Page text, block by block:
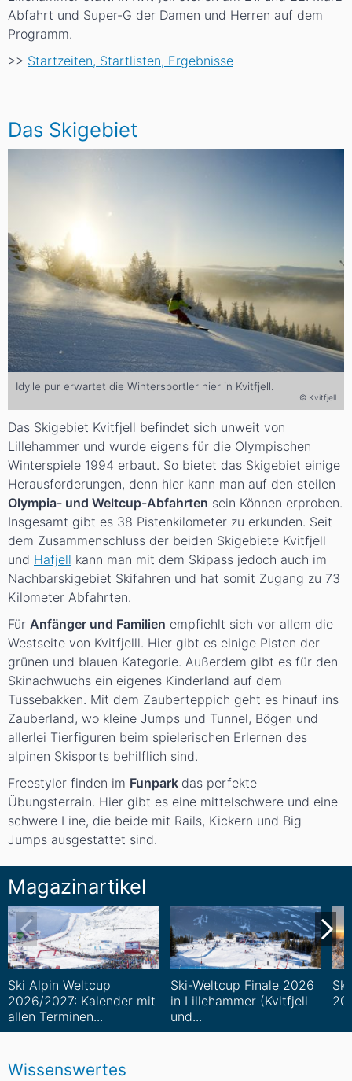
Abfahrt und Super-G der Damen und Herren auf dem
Programm.
>> Startzeiten, Startlisten, Ergebnisse
Das Skigebiet
Idylle pur erwartet die Wintersportler hier in Kvitfjell.
© Kvitfjell
Das Skigebiet Kvitfjell befindet sich unweit von
Lillehammer und wurde eigens für die Olympischen
Winterspiele 1994 erbaut. So bietet das Skigebiet einige
Herausforderungen, denn hier kann man auf den steilen
Olympia- und Weltcup-Abfahrten sein Können erproben.
Insgesamt gibt es 38 Pistenkilometer zu erkunden. Seit
dem Zusammenschluss der beiden Skigebiete Kvitfjell
und Hafjell kann man mit dem Skipass jedoch auch im
Nachbarskigebiet Skifahren und hat somit Zugang zu 73
Kilometer Abfahrten.
Für Anfänger und Familien empfiehlt sich vor allem die
Westseite von Kvitfjelll. Hier gibt es einige Pisten der
grünen und blauen Kategorie. Außerdem gibt es für den
Skinachwuchs ein eigenes Kinderland auf dem
Tussebakken. Mit dem Zauberteppich geht es hinauf ins
Zauberland, wo kleine Jumps und Tunnel, Bögen und
allerlei Tierfiguren beim spielerischen Erlernen des
alpinen Skisports behilflich sind.
Freestyler finden im Funpark das perfekte
Übungsterrain. Hier gibt es eine mittelschwere und eine
schwere Line, die beide mit Rails, Kickern und Big
Jumps ausgestattet sind.
Magazinartikel
Ski Alpin Weltcup
2026/2027: Kalender mit
allen Terminen...
Ski-Weltcup Finale 2026
in Lillehammer (Kvitfjell
und...
Wissenswertes